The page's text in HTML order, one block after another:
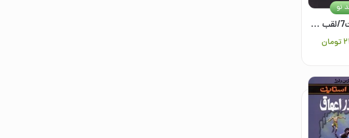
پارک وحشت7/لقب من/هیولا
تومان
نو